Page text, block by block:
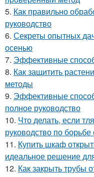
5. Как правильно
руководство
6. Секреты опытных
осенью
7. Эффективные
8. Как защитить
методы
9. Эффективные
полное руководство
10. Что делать, если
руководство по
11. Купить шкаф
идеальное решение
12. Как закрыть трубы